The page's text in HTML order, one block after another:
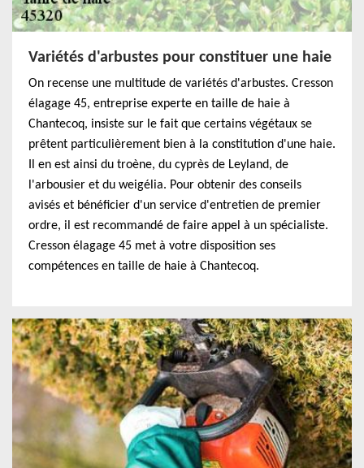
Variétés d'arbustes pour constituer une haie
On recense une multitude de variétés d'arbustes. Cresson
élagage 45, entreprise experte en taille de haie à
Chantecoq, insiste sur le fait que certains végétaux se
prêtent particulièrement bien à la constitution d'une haie.
Il en est ainsi du troène, du cyprès de Leyland, de
l'arbousier et du weigélia. Pour obtenir des conseils
avisés et bénéficier d'un service d'entretien de premier
ordre, il est recommandé de faire appel à un spécialiste.
Cresson élagage 45 met à votre disposition ses
compétences en taille de haie à Chantecoq.